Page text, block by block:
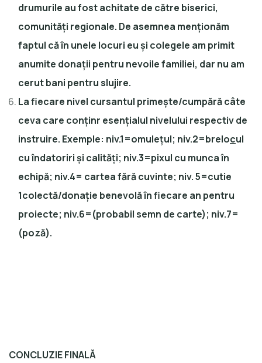
drumurile au fost achitate de către biserici,
comunități regionale. De asemnea menționăm
faptul că în unele locuri eu și colegele am primit
anumite donații pentru nevoile familiei, dar nu am
cerut bani pentru slujire.
La fiecare nivel cursantul primește/cumpără câte
ceva care conținr esențialul nivelului respectiv de
instruire. Exemple: niv.1=omulețul; niv.2=brelocul
cu îndatoriri și calități; niv.3=pixul cu munca în
echipă; niv.4= cartea fără cuvinte; niv. 5=cutie
1colectă/donație benevolă în fiecare an pentru
proiecte; niv.6=(probabil semn de carte); niv.7=
(poză).
CONCLUZIE FINALĂ